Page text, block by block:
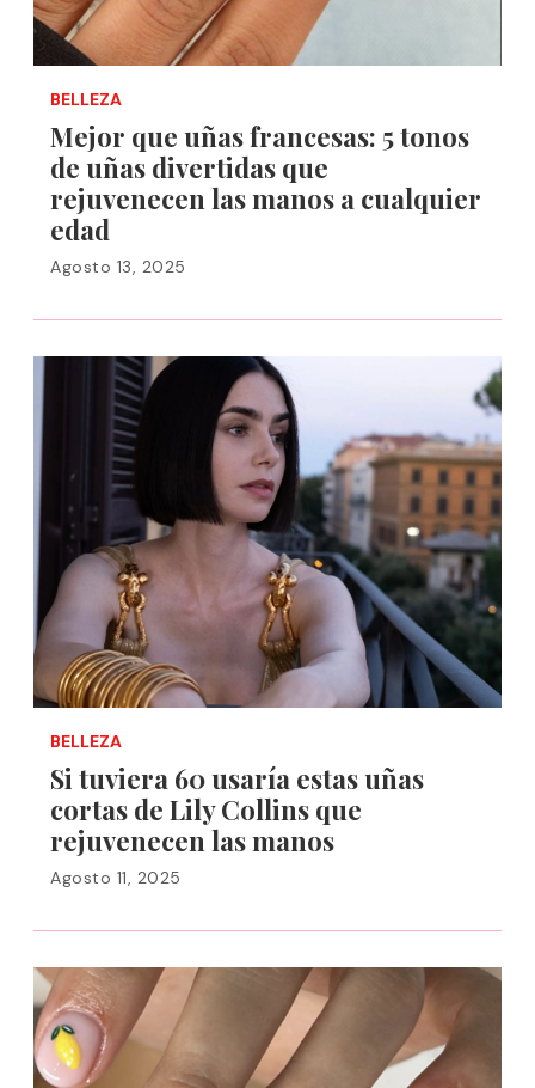
BELLEZA
Mejor que uñas francesas: 5 tonos
de uñas divertidas que
rejuvenecen las manos a cualquier
edad
Agosto 13, 2025
BELLEZA
Si tuviera 60 usaría estas uñas
cortas de Lily Collins que
rejuvenecen las manos
Agosto 11, 2025